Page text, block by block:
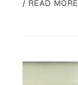
/ READ MORE